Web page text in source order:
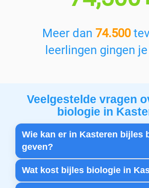
Meer dan 74.500
leerlingen gingen
Veelgestelde vragen
biologie in
Wie kan er in Kasteren bijles
geven?
Wat kost bijles biologie in